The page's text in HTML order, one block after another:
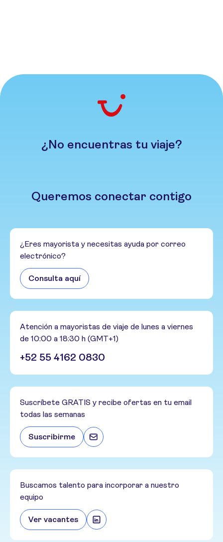
¿No encuentras tu viaje?
Queremos conectar contigo
¿Eres mayorista y necesitas ayuda por correo
electrónico?
Consulta aquí
Atención a mayoristas de viaje de lunes a viernes
de 10:00 a 18:30 h (GMT+1)
+52 55 4162 0830
Suscríbete GRATIS y recibe ofertas en tu email
todas las semanas
Suscribirme
Buscamos talento para incorporar a nuestro
equipo
Ver vacantes